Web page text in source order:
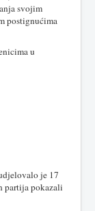
svojim
postignućima
u
je 17
partija pokazali